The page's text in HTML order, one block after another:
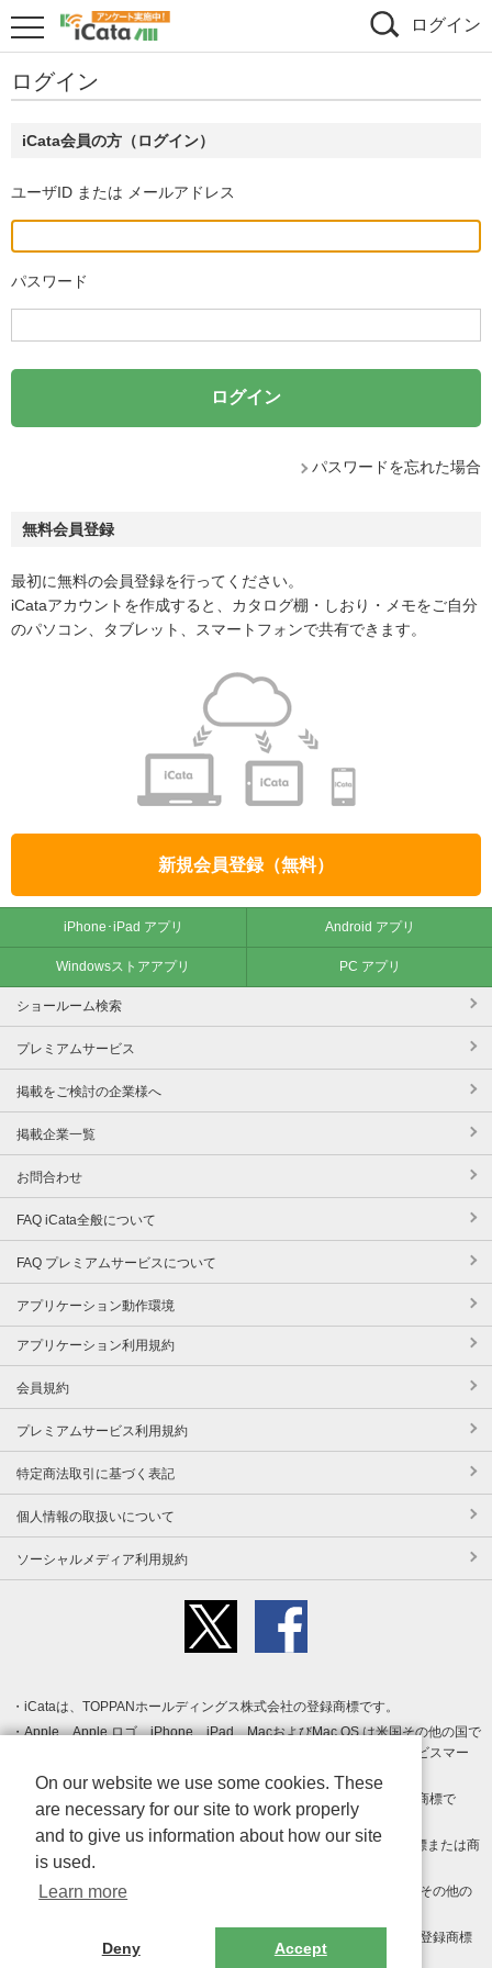
ログイン
ログイン
iCata会員の方（ログイン）
ユーザID または メールアドレス
パスワード
パスワードを忘れた場合
無料会員登録
最初に無料の会員登録を行ってください。
iCataアカウントを作成すると、カタログ棚・しおり・メモをご自分
のパソコン、タブレット、スマートフォンで共有できます。
新規会員登録（無料）
iPhone･iPad アプリ Android アプリ
Windowsストアアプリ PC アプリ
ショールーム検索
プレミアムサービス
掲載をご検討の企業様へ
掲載企業一覧
お問合わせ
FAQ iCata全般について
FAQ プレミアムサービスについて
アプリケーション動作環境
アプリケーション利用規約
会員規約
プレミアムサービス利用規約
特定商法取引に基づく表記
個人情報の取扱いについて
ソーシャルメディア利用規約
iCataは、TOPPANホールディングス株式会社の登録商標です。
Apple、Apple ロゴ、iPhone、iPad、MacおよびMac OS は米国その他の国で
登録された Apple Inc. の商標です。App Store は Apple Inc. のサービスマー
クです。
Android、Google Play および Google Play ロゴ は Google LLC の商標で
す。
Windows は Microsoft Inc.の米国およびその他の国における登録商標または商
標です。
Adobe、Adobe Reader、Adobe PDF は、Adobe Inc.の米国およびその他の
その他、記載されている会社名、商品名、ロゴは各社の商標または登録商標
On our website we use some cookies. These
are necessary for our site to work properly
and to give us information about how our site
is used.
Learn more
Deny Accept